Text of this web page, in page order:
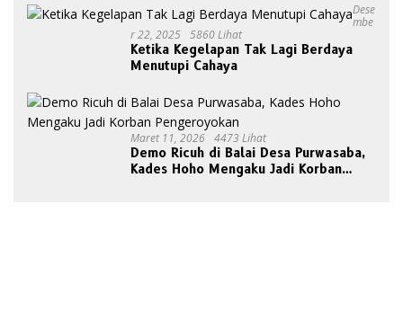
Dese
Mbe
R 22, 2025 5860 Lihat
Ketika Kegelapan Tak Lagi Berdaya
Menutupi Cahaya
Maret 11, 2026 4473 Lihat
Demo Ricuh di Balai Desa Purwasaba,
Kades Hoho Mengaku Jadi Korban